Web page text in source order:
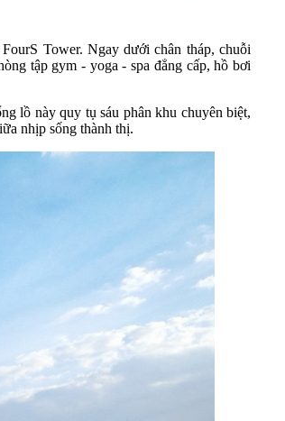
Tower. Ngay dưới chân tháp, chuỗi
tập gym - yoga - spa đẳng cấp, hồ bơi
lồ này quy tụ sáu phân khu chuyên biệt,
nhịp sống thành thị.